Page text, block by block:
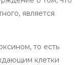
является
то есть
клетки